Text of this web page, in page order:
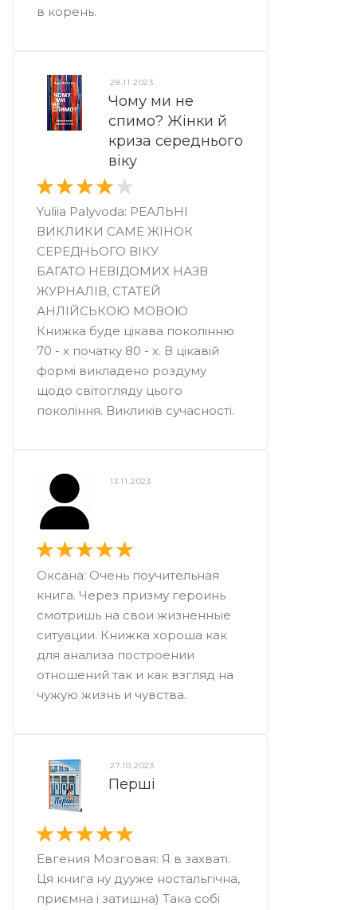
в корень.
28.11.2023
Чому ми не
спимо? Жінки й
криза середнього
віку
Yuliia Palyvoda: РЕАЛЬНІ
ВИКЛИКИ САМЕ ЖІНОК
СЕРЕДНЬОГО ВІКУ
БАГАТО НЕВІДОМИХ НАЗВ
ЖУРНАЛІВ, СТАТЕЙ
АНЛІЙСЬКОЮ МОВОЮ
Книжка буде цікава поколінню
70 - х початку 80 - х. В цікавій
формі викладено роздуму
щодо світогляду цього
покоління. Викликів сучасності.
13.11.2023
Оксана: Очень поучительная
книга. Через призму героинь
смотришь на свои жизненные
ситуации. Книжка хороша как
для анализа построении
отношений так и как взгляд на
чужую жизнь и чувства.
27.10.2023
Перші
Евгения Мозговая: Я в захваті.
Ця книга ну дууже ностальгічна,
приємна і затишна) Така собі